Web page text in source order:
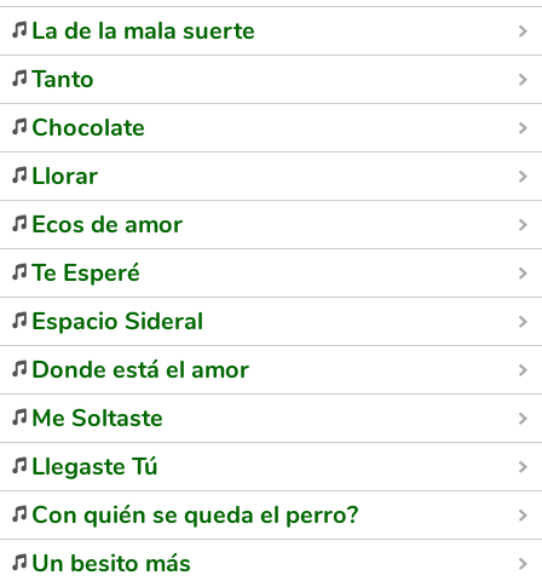
La de la mala suerte
Tanto
Chocolate
Llorar
Ecos de amor
Te Esperé
Espacio Sideral
Donde está el amor
Me Soltaste
Llegaste Tú
Con quién se queda el perro?
Un besito más